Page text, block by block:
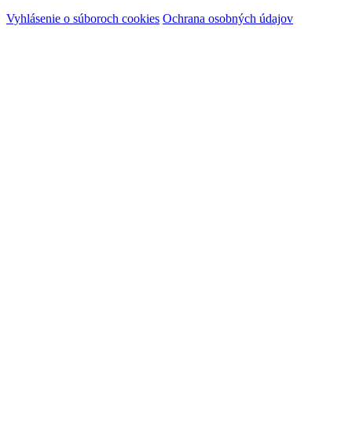
Vyhlásenie o súboroch cookies Ochrana osobných údajov